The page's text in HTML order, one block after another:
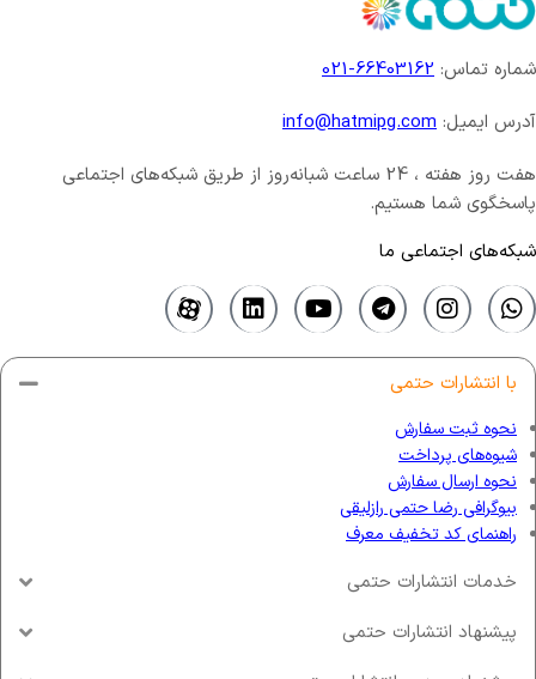
شماره تماس: 66403162-021
آدرس ایمیل: info@hatmipg.com
هفت روز هفته ، 24 ساعت شبانه‌روز از طریق شبکه‌های اجتماعی
پاسخگوی شما هستیم.
شبکه‌های اجتماعی ما
با انتشارات حتمی
نحوه ثبت سفارش
شیوه‌های پرداخت
نحوه ارسال سفارش
بیوگرافی رضا حتمی رازلیقی
راهنمای کد تخفیف معرف
خدمات انتشارات حتمی
پیشنهاد انتشارات حتمی